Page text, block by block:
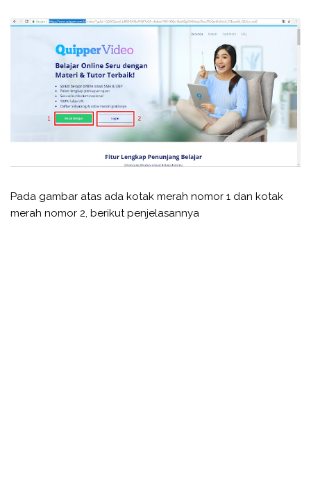
Pada gambar atas ada kotak merah nomor 1 dan kotak
merah nomor 2, berikut penjelasannya